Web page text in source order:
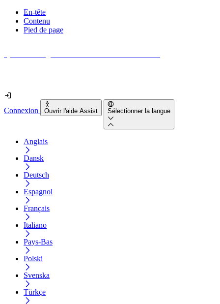
En-tête
Contenu
Pied de page
Connexion Ouvrir l'aide Assist Sélectionner la langue
Anglais
Dansk
Deutsch
Espagnol
Français
Italiano
Pays-Bas
Polski
Svenska
Türkçe